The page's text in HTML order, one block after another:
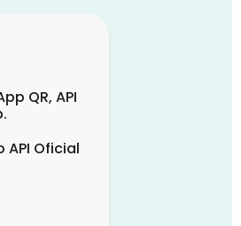
QR, API
API Oficial